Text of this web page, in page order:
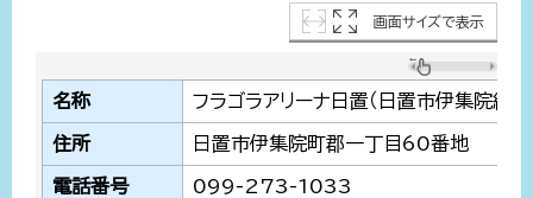
画面サイズで表示
名称 フラゴラアリーナ日置（日置市伊集院総合
住所 日置市伊集院町郡一丁目60番地
電話番号 099-273-1033